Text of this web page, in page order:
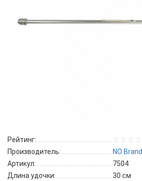
Рейтинг:
Производитель:
NO Brand
Артикул:
7504
Длина удочки:
30 см